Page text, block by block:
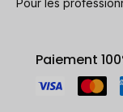
Pour les
Paiement